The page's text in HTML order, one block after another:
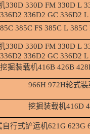
330D 330D FM 330D L
336D2 GC 336D2
385C FS 385C L 385C
330D 330D FM 330D L
336D2 GC 336D2
挖掘装载机416B 426B
966H 972H轮式装
挖掘装载机416D
自行式铲运机621G 623G